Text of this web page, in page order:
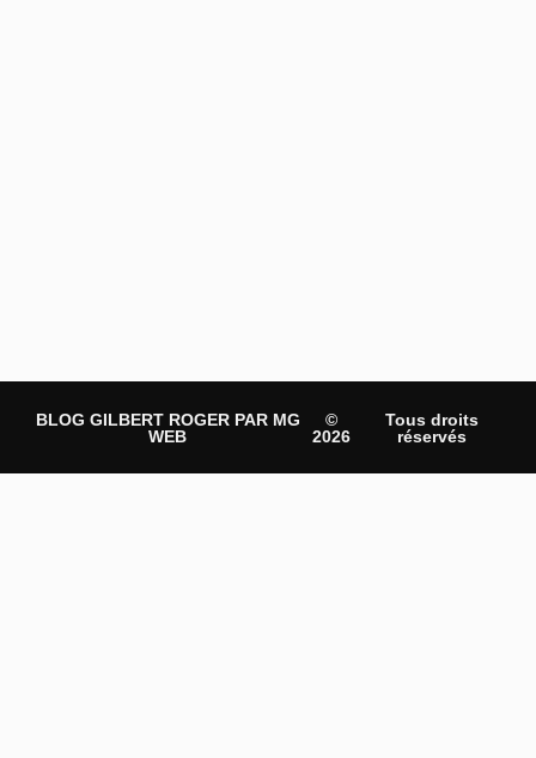
BLOG GILBERT ROGER PAR MG
WEB
©
2026
Tous droits
réservés